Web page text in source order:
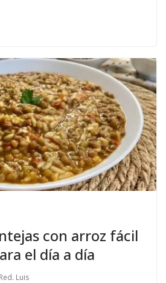
con arroz fácil
el día a día
Luis